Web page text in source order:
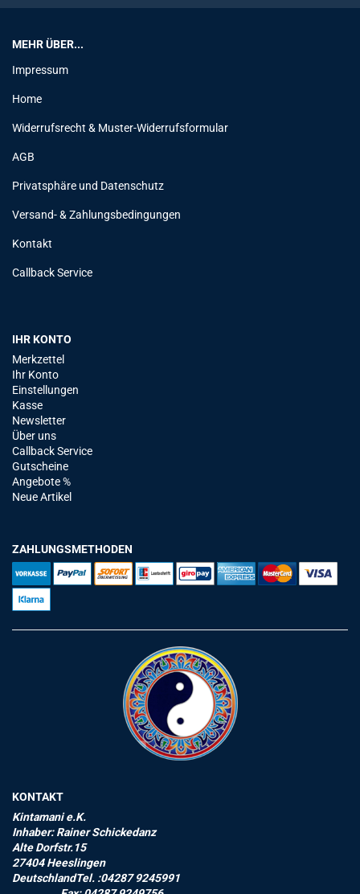
MEHR ÜBER...
Impressum
Home
Widerrufsrecht & Muster-Widerrufsformular
AGB
Privatsphäre und Datenschutz
Versand- & Zahlungsbedingungen
Kontakt
Callback Service
IHR KONTO
Merkzettel
Ihr Konto
Einstellungen
Kasse
Newsletter
Über uns
Callback Service
Gutscheine
Angebote %
Neue Artikel
ZAHLUNGSMETHODEN
KONTAKT
Kintamani e.K.
Inhaber: Rainer Schickedanz
Alte Dorfstr.15
27404 Heeslingen
DeutschlandTel. :04287 9245991